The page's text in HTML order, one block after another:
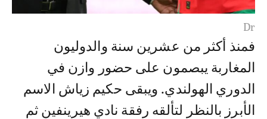
Dr
فمنذ أكثر من عشرين سنة والدوليون
المغاربة يبصمون على حضور وازن في
الدوري الهولندي. ويبقى حكيم زياش الاسم
الأبرز بالنظر لتألقه رفقة نادي هيرينفين ثم